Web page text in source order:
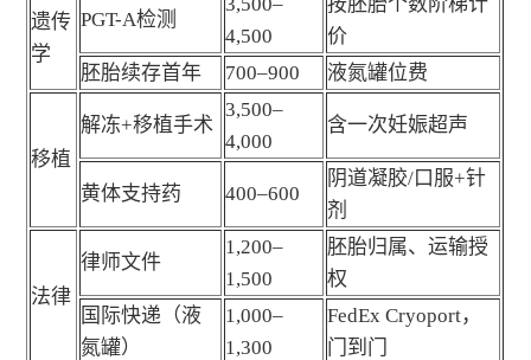
遗传
学
PGT-A检测
4,500
价
胚胎续存首年
700–900 液氮罐位费
移植
解冻+移植手术
3,500–
4,000
含一次妊娠超声
黄体支持药 400–600
阴道凝胶/口服+针
剂
法律
律师文件
1,200–
1,500
胚胎归属、运输授
权
国际快递（液
氮罐）
1,000–
1,300
FedEx Cryoport，
门到门